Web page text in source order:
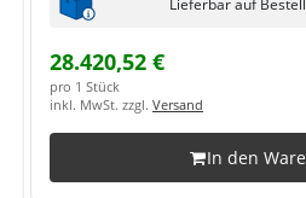
28.420,52 €
pro 1 Stück
inkl. MwSt. zzgl. Versand
In den